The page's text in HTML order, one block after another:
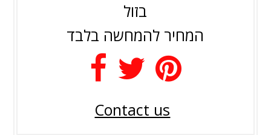
בזול
המחיר להמחשה בלבד
Contact us